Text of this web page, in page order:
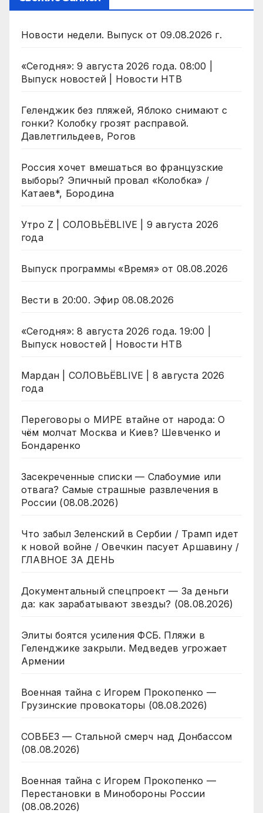
Новости недели. Выпуск от 09.08.2026 г.
«Сегодня»: 9 августа 2026 года. 08:00 |
Выпуск новостей | Новости НТВ
Геленджик без пляжей, Яблоко снимают с
гонки? Колобку грозят расправой.
Давлетгильдеев, Рогов
Россия хочет вмешаться во французские
выборы? Эпичный провал «Колобка» /
Катаев*, Бородина
Утро Z | СОЛОВЬЁВLIVE | 9 августа 2026
года
Выпуск программы «Время» от 08.08.2026
Вести в 20:00. Эфир 08.08.2026
«Сегодня»: 8 августа 2026 года. 19:00 |
Выпуск новостей | Новости НТВ
Мардан | СОЛОВЬЁВLIVE | 8 августа 2026
года
Переговоры о МИРЕ втайне от народа: О
чём молчат Москва и Киев? Шевченко и
Бондаренко
Засекреченные списки — Слабоумие или
отвага? Самые страшные развлечения в
России (08.08.2026)
Что забыл Зеленский в Сербии / Трамп идет
к новой войне / Овечкин пасует Аршавину /
ГЛАВНОЕ ЗА ДЕНЬ
Документальный спецпроект — За деньги
да: как зарабатывают звезды? (08.08.2026)
Элиты боятся усиления ФСБ. Пляжи в
Геленджике закрыли. Медведев угрожает
Армении
Военная тайна с Игорем Прокопенко —
Грузинские провокаторы (08.08.2026)
СОВБЕЗ — Стальной смерч над Донбассом
(08.08.2026)
Военная тайна с Игорем Прокопенко —
Перестановки в Минобороны России
(08.08.2026)